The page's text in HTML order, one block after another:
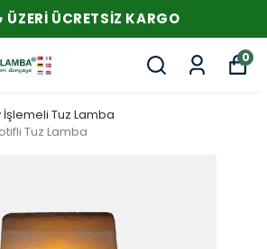
ÜCRETSIZ KARGO
0
İşlemeli Tuz Lamba
Tuz Lamba